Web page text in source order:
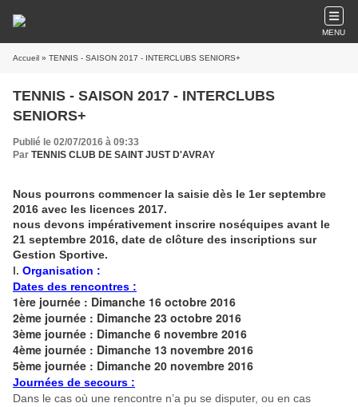
MENU
Accueil » TENNIS - SAISON 2017 - INTERCLUBS SENIORS+
TENNIS - SAISON 2017 - INTERCLUBS
SENIORS+
Publié le 02/07/2016 à 09:33
Par TENNIS CLUB DE SAINT JUST D'AVRAY
Nous pourrons commencer la saisie dès le 1er septembre
2016 avec les licences 2017.
nous devons impérativement inscrire noséquipes avant le
21 septembre 2016, date de clôture des inscriptions sur
Gestion Sportive.
I. Organisation :
Dates des rencontres :
1ère journée : Dimanche 16 octobre 2016
2ème journée : Dimanche 23 octobre 2016
3ème journée : Dimanche 6 novembre 2016
4ème journée : Dimanche 13 novembre 2016
5ème journée : Dimanche 20 novembre 2016
Journées de secours :
Dans le cas où une rencontre n’a pu se disputer, ou en cas